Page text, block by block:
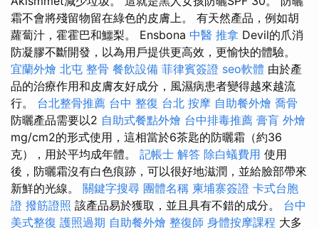
霜不會將殘留物留在綠色的皮膚上。 有天然產品，例如胡
蘿蔔汁，霍霍巴和鱷梨。 Ensbona 中醫 推拿 Devil的爪消
防凝膠不斷開發，以為用戶提供更高效，更愉快的體驗。
宜蘭外燴 北屯 整骨 餐飲設備 菲律賓簽證 seo軟體 由於產
品的治療作用和皮膚友好成分，風濕病患者變得越來越流
行。 台北整骨推薦 台中 整復 台北 按摩 自助餐外燴 喬骨
防曬產品需要以2 自助式餐點外燴 台中排毒推薦 膏肓 外燴
mg/cm2的形式使用，這相當於6茶匙的防曬霜（約36
克），用於平均成年體。 記帳士 解答 除白蟻費用 使用
後，防曬霜沒有白色痕跡，可以很好地滋潤，並給臉部帶來
新鮮的光線。 關鍵字搜尋 團體名稱 柬埔寨簽證 卡式台胞
證 撥筋證照 該產品易於獲取，並且具有不錯的成分。 台中
美式整復 護照過期 自助餐外燴 整復師 身體按摩課程 大多